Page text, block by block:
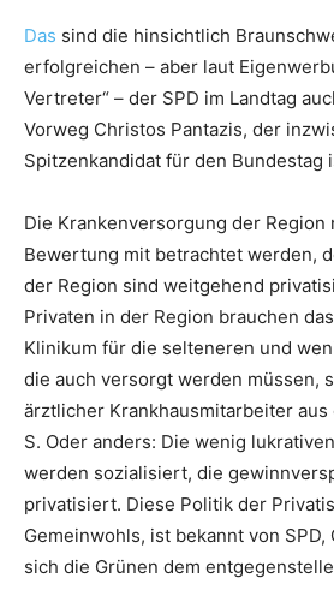
Das sind die hinsichtlich
erfolgreichen – aber laut
Vertreter“ – der SPD im Landtag
Vorweg Christos Pantazis, der
Spitzenkandidat für den Bundestag
Die Krankenversorgung der Region
Bewertung mit betrachtet werden,
der Region sind weitgehend
Privaten in der Region brauchen
Klinikum für die selteneren und
die auch versorgt werden müssen,
ärztlicher Krankhausmitarbeiter
S. Oder anders: Die wenig
werden sozialisiert, die
privatisiert. Diese Politik der
Gemeinwohls, ist bekannt von SPD,
sich die Grünen dem